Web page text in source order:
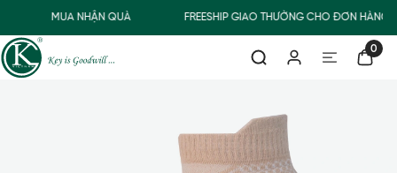
MUA NHẬN QUÀ FREESHIP GIAO THƯỜNG CHO ĐƠN HÀNG
0